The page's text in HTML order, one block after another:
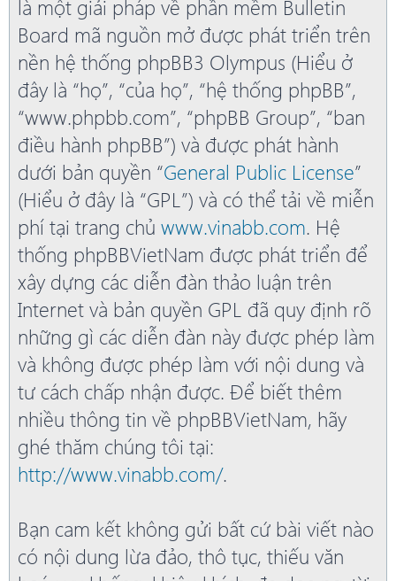
là một giải pháp về phần mềm Bulletin
Board mã nguồn mở được phát triển trên
nền hệ thống phpBB3 Olympus (Hiểu ở
đây là “họ”, “của họ”, “hệ thống phpBB”,
“www.phpbb.com”, “phpBB Group”, “ban
điều hành phpBB”) và được phát hành
dưới bản quyền “General Public License”
(Hiểu ở đây là “GPL”) và có thể tải về miễn
phí tại trang chủ www.vinabb.com. Hệ
thống phpBBVietNam được phát triển để
xây dựng các diễn đàn thảo luận trên
Internet và bản quyền GPL đã quy định rõ
những gì các diễn đàn này được phép làm
và không được phép làm với nội dung và
tư cách chấp nhận được. Để biết thêm
nhiều thông tin về phpBBVietNam, hãy
ghé thăm chúng tôi tại:
http://www.vinabb.com/.
Bạn cam kết không gửi bất cứ bài viết nào
có nội dung lừa đảo, thô tục, thiếu văn